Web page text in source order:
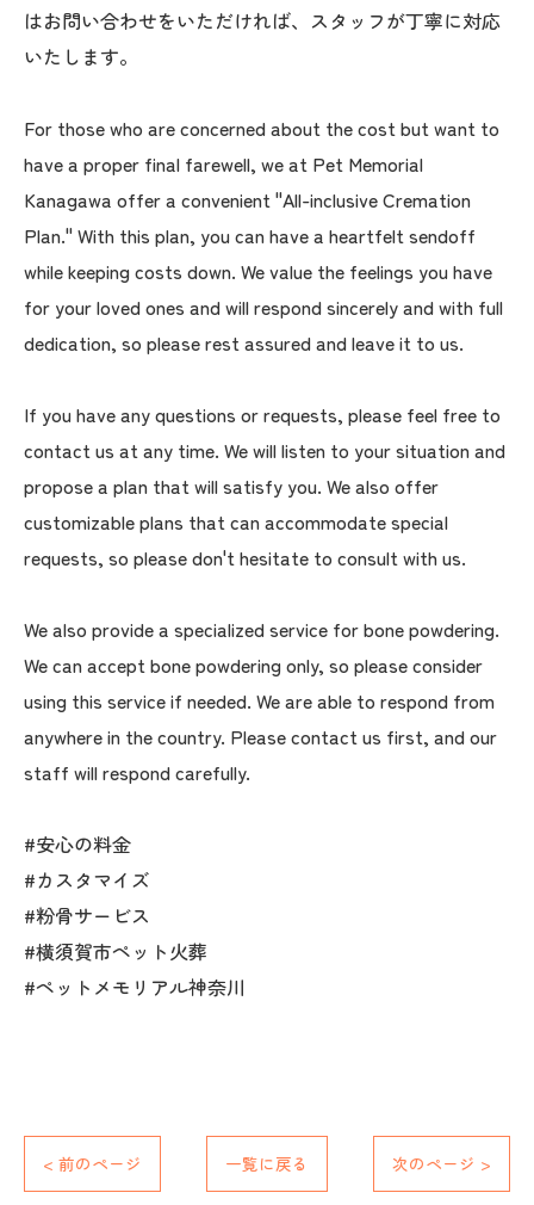
はお問い合わせをいただければ、スタッフが丁寧に対応
いたします。
For those who are concerned about the cost but want to
have a proper final farewell, we at Pet Memorial
Kanagawa offer a convenient "All-inclusive Cremation
Plan." With this plan, you can have a heartfelt sendoff
while keeping costs down. We value the feelings you have
for your loved ones and will respond sincerely and with full
dedication, so please rest assured and leave it to us.
If you have any questions or requests, please feel free to
contact us at any time. We will listen to your situation and
propose a plan that will satisfy you. We also offer
customizable plans that can accommodate special
requests, so please don't hesitate to consult with us.
We also provide a specialized service for bone powdering.
We can accept bone powdering only, so please consider
using this service if needed. We are able to respond from
anywhere in the country. Please contact us first, and our
staff will respond carefully.
#安心の料金
#カスタマイズ
#粉骨サービス
#横須賀市ペット火葬
#ペットメモリアル神奈川
< 前のページ 一覧に戻る 次のページ >